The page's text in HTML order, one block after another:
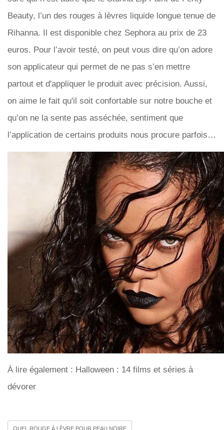
Beauty, l’un des rouges à lèvres liquide longue tenue de
Rihanna. Il est disponible chez Sephora au prix de 23
euros. Pour l’avoir testé, on peut vous dire qu’on adore
son applicateur qui permet de ne pas s’en mettre
partout et d'appliquer le produit avec précision. Aussi,
on aime le fait qu'il soit confortable sur notre bouche et
qu’on ne la sente pas asséchée, sentiment que
l’application de certains produits nous procure parfois…
À lire également : Halloween : 14 films et séries à
dévorer
QUEL ROUGE À LÈVRE POUR PEAU NOIRE